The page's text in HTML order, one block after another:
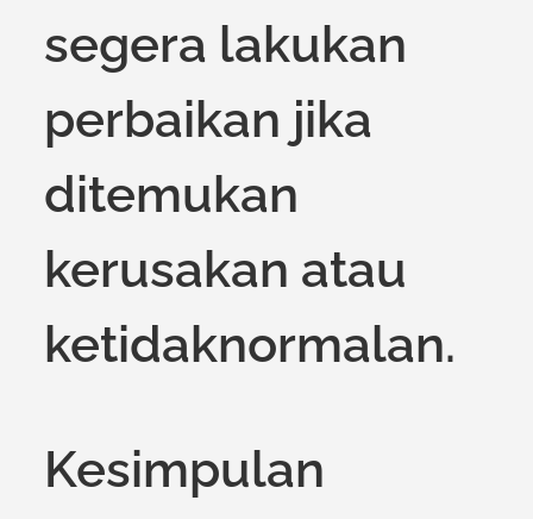
segera lakukan
perbaikan jika
ditemukan
kerusakan atau
ketidaknormalan.
Kesimpulan